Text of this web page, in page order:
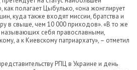
как полагает Цыбулько, «она жонглирует
куда также входят миссии, братства и
в свыше, чем 10 000 приходов». «В то же
себя православными,
а к Киевскому патриархату», – отметил
РПЦ в Украине и день